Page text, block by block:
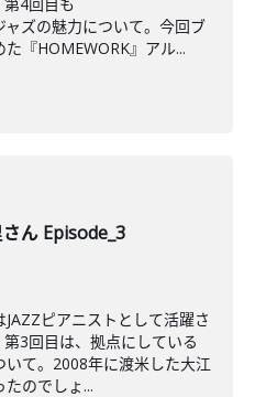
ャズの魅力について。今回ブ
『HOMEWORK』アル...
ん Episode_3
ピアニストとして活躍さ
3回目は、拠点にしている
て。2008年に渡米した大江
のでしょ...